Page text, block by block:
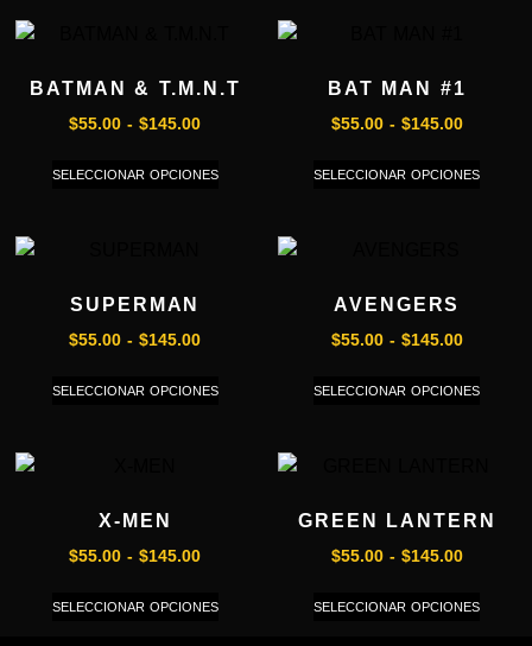
BATMAN & T.M.N.T
$55.00 - $145.00
SELECCIONAR OPCIONES
BAT MAN #1
$55.00 - $145.00
SELECCIONAR OPCIONES
SUPERMAN
$55.00 - $145.00
SELECCIONAR OPCIONES
AVENGERS
$55.00 - $145.00
SELECCIONAR OPCIONES
X-MEN
$55.00 - $145.00
SELECCIONAR OPCIONES
GREEN LANTERN
$55.00 - $145.00
SELECCIONAR OPCIONES